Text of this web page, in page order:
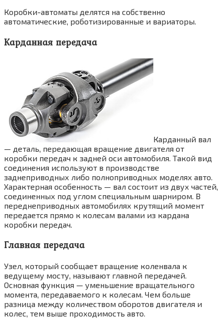
Коробки-автоматы делятся на собственно
автоматические, роботизированные и вариаторы.
Карданная передача
Карданный вал
— деталь, передающая вращение двигателя от
коробки передач к задней оси автомобиля. Такой вид
соединения используют в производстве
заднеприводных либо полноприводных моделях авто.
Характерная особенность — вал состоит из двух частей,
соединенных под углом специальным шарниром. В
переднеприводных автомобилях крутящий момент
передается прямо к колесам валами из кардана
коробки передач.
Главная передача
Узел, который сообщает вращение коленвала к
ведущему мосту, называют главной передачей.
Основная функция — уменьшение вращательного
момента, передаваемого к колесам. Чем больше
разница между количеством оборотов двигателя и
колес, тем выше проходимость авто.